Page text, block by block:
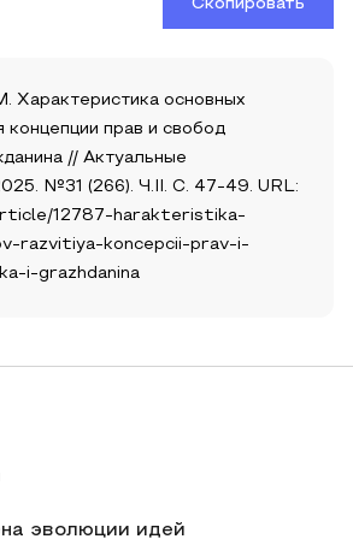
Скопировать
Характеристика основных
концепции прав и свобод
// Актуальные
№31 (266). Ч.II. С. 47-49. URL:
12787-harakteristika-
razvitiya-koncepcii-prav-i-
i-grazhdanina
эволюции идей